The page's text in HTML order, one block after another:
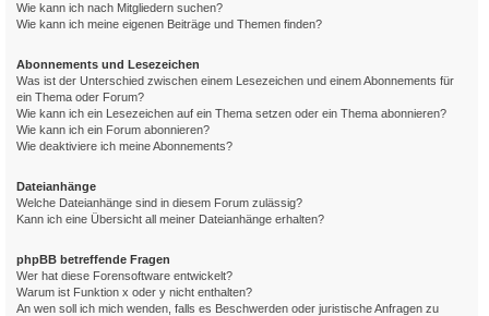
Wie kann ich nach Mitgliedern suchen?
Wie kann ich meine eigenen Beiträge und Themen finden?
Abonnements und Lesezeichen
Was ist der Unterschied zwischen einem Lesezeichen und einem Abonnements für
ein Thema oder Forum?
Wie kann ich ein Lesezeichen auf ein Thema setzen oder ein Thema abonnieren?
Wie kann ich ein Forum abonnieren?
Wie deaktiviere ich meine Abonnements?
Dateianhänge
Welche Dateianhänge sind in diesem Forum zulässig?
Kann ich eine Übersicht all meiner Dateianhänge erhalten?
phpBB betreffende Fragen
Wer hat diese Forensoftware entwickelt?
Warum ist Funktion x oder y nicht enthalten?
An wen soll ich mich wenden, falls es Beschwerden oder juristische Anfragen zu